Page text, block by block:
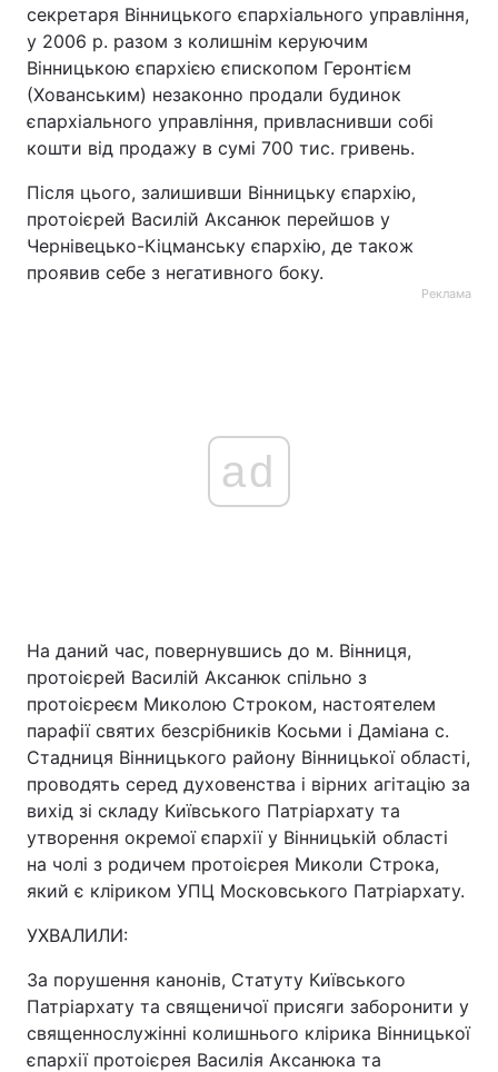
Відео з Youtube Статті
Інтерв'ю Думки
Архів Вакансії
Послуги
секретаря Вінницького єпархіального управління,
у 2006 р. разом з колишнім керуючим
Вінницькою єпархією єпископом Геронтієм
(Хованським) незаконно продали будинок
єпархіального управління, привласнивши собі
кошти від продажу в сумі 700 тис. гривень.
Після цього, залишивши Вінницьку єпархію,
протоієрей Василій Аксанюк перейшов у
Чернівецько-Кіцманську єпархію, де також
проявив себе з негативного боку.
Реклама
ad
На даний час, повернувшись до м. Вінниця,
протоієрей Василій Аксанюк спільно з
протоієреєм Миколою Строком, настоятелем
парафії святих безсрібників Косьми і Даміана с.
Стадниця Вінницького району Вінницької області,
проводять серед духовенства і вірних агітацію за
вихід зі складу Київського Патріархату та
утворення окремої єпархії у Вінницькій області
на чолі з родичем протоієрея Миколи Строка,
який є кліриком УПЦ Московського Патріархату.
УХВАЛИЛИ:
За порушення канонів, Статуту Київського
Патріархату та священичої присяги заборонити у
священнослужінні колишнього клірика Вінницької
єпархії протоієрея Василія Аксанюка та